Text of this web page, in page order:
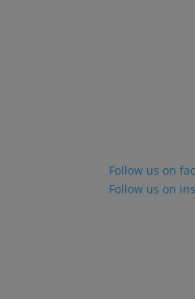
Follow us on
Follow us on